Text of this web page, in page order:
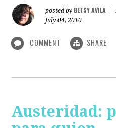
posted by BETSY AVILA
July 04, 2010
COMMENT SHARE
Austeridad: